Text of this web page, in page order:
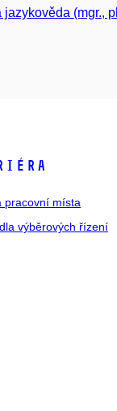
(mgr.,
pracovní místa
výběrových řízení